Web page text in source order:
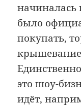
начиналась
было
покупать,
это шоу-
идёт,